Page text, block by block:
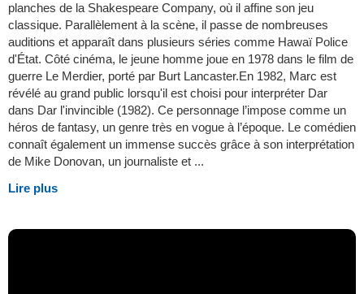
planches de la Shakespeare Company, où il affine son jeu
classique. Parallèlement à la scène, il passe de nombreuses
auditions et apparaît dans plusieurs séries comme Hawaï Police
d'État. Côté cinéma, le jeune homme joue en 1978 dans le film de
guerre Le Merdier, porté par Burt Lancaster.En 1982, Marc est
révélé au grand public lorsqu'il est choisi pour interpréter Dar
dans Dar l'invincible (1982). Ce personnage l’impose comme un
héros de fantasy, un genre très en vogue à l’époque. Le comédien
connaît également un immense succès grâce à son interprétation
de Mike Donovan, un journaliste et ...
Lire plus